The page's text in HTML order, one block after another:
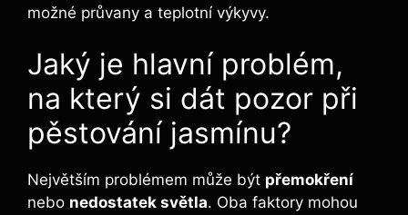
možné průvany a teplotní výkyvy.
Jaký je hlavní problém,
na který si dát pozor při
pěstování jasmínu?
Největším problémem může být přemokření
nebo nedostatek světla. Oba faktory mohou